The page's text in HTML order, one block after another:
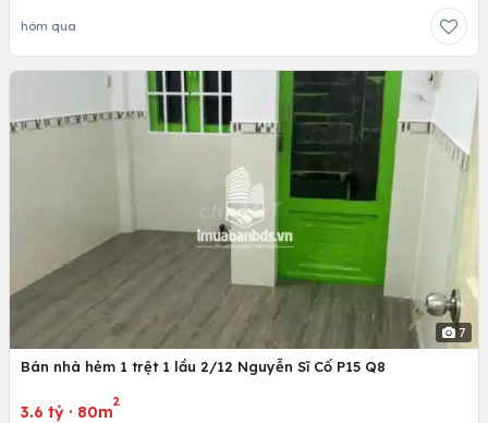
hôm qua
7
Bán nhà hẻm 1 trệt 1 lầu 2/12 Nguyễn Sĩ Cố P15 Q8
3.6 tỷ · 80m
2